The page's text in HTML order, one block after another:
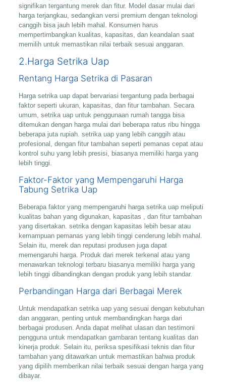
signifikan tergantung merek dan fitur. Model dasar mulai dari
harga terjangkau, sedangkan versi premium dengan teknologi
canggih bisa jauh lebih mahal. Konsumen harus
mempertimbangkan kualitas, kapasitas, dan keandalan saat
memilih untuk memastikan nilai terbaik sesuai anggaran.
2.Harga Setrika Uap
Rentang Harga Setrika di Pasaran
Harga setrika uap dapat bervariasi tergantung pada berbagai
faktor seperti ukuran, kapasitas, dan fitur tambahan. Secara
umum, setrika uap untuk penggunaan rumah tangga bisa
ditemukan dengan harga mulai dari beberapa ratus ribu hingga
beberapa juta rupiah. setrika uap yang lebih canggih atau
profesional, dengan fitur tambahan seperti pemanas cepat atau
kontrol suhu yang lebih presisi, biasanya memiliki harga yang
lebih tinggi.
Faktor-Faktor yang Mempengaruhi Harga
Tabung Setrika Uap
Beberapa faktor yang mempengaruhi harga setrika uap meliputi
kualitas bahan yang digunakan, kapasitas , dan fitur tambahan
yang disertakan. setrika dengan kapasitas lebih besar atau
kemampuan pemanas yang lebih tinggi cenderung lebih mahal.
Selain itu, merek dan reputasi produsen juga dapat
memengaruhi harga. Produk dari merek terkenal atau yang
menawarkan teknologi terbaru biasanya memiliki harga yang
lebih tinggi dibandingkan dengan produk yang lebih standar.
Perbandingan Harga dari Berbagai Merek
Untuk mendapatkan setrika uap yang sesuai dengan kebutuhan
dan anggaran, penting untuk membandingkan harga dari
berbagai produsen. Anda dapat melihat ulasan dan testimoni
pengguna untuk mendapatkan gambaran tentang kualitas dan
kinerja produk. Selain itu, periksa spesifikasi teknis dan fitur
tambahan yang ditawarkan untuk memastikan bahwa produk
yang dipilih memberikan nilai terbaik sesuai dengan harga yang
dibayar.